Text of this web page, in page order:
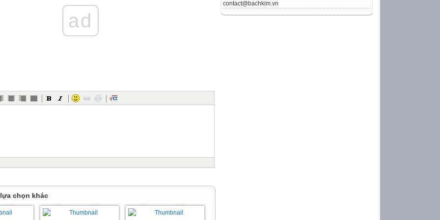
contact@bachkim.vn
GV
ad
chọn khác